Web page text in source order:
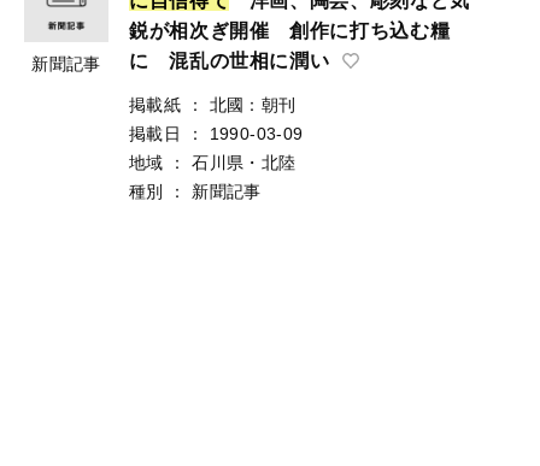
新聞記事
鋭が相次ぎ開催 創作に打ち込む糧
に 混乱の世相に潤い
掲載紙 ：
北國：朝刊
掲載日
：
1990-03-09
地域
：
石川県・北陸
種別
： 新聞記事